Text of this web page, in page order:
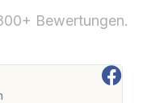
Bewertungen.